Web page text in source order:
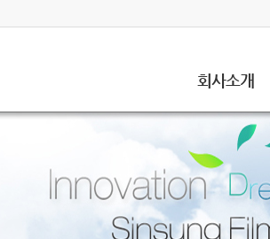
회사소개